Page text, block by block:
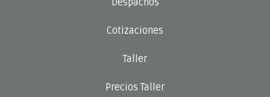
Despachos
Cotizaciones
Taller
Precios Taller